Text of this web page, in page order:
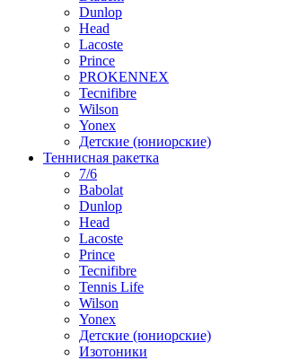
Dunlop
Head
Lacoste
Prince
PROKENNEX
Tecnifibre
Wilson
Yonex
Детские (юниорские)
Теннисная ракетка
7/6
Babolat
Dunlop
Head
Lacoste
Prince
Tecnifibre
Tennis Life
Wilson
Yonex
Детские (юниорские)
Изотоники